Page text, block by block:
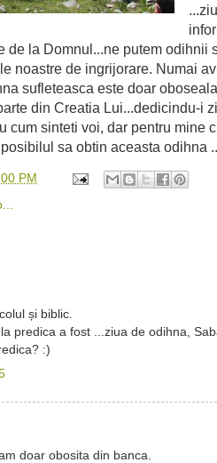
de la Domnul...ne putem odihnii
noastre de ingrijorare. Numai
sufleteasca este doar
din Creatia Lui...dedicindu-i
cum sinteti voi, dar pentru mine
sa obtin aceasta odihna
PM
și biblic.
predica a fost ...ziua de odihna,
:)
doar obosita din banca.